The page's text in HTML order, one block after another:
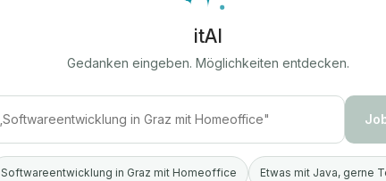
itAI
Gedanken eingeben. Möglichkeiten entdecken.
Softwareentwicklung in Graz mit Homeoffice Etwas mit Java, gerne